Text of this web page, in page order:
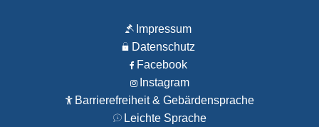
Impressum
Datenschutz
Facebook
Instagram
Barrierefreiheit & Gebärdensprache
Leichte Sprache